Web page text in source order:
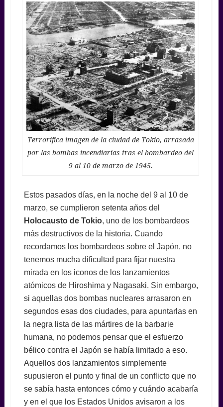
Terrorífica imagen de la ciudad de Tokio, arrasada
por las bombas incendiarias tras el bombardeo del
9 al 10 de marzo de 1945.
Estos pasados días, en la noche del 9 al 10 de
marzo, se cumplieron setenta años del
Holocausto de Tokio, uno de los bombardeos
más destructivos de la historia. Cuando
recordamos los bombardeos sobre el Japón, no
tenemos mucha dificultad para fijar nuestra
mirada en los iconos de los lanzamientos
atómicos de Hiroshima y Nagasaki. Sin embargo,
si aquellas dos bombas nucleares arrasaron en
segundos esas dos ciudades, para apuntarlas en
la negra lista de las mártires de la barbarie
humana, no podemos pensar que el esfuerzo
bélico contra el Japón se había limitado a eso.
Aquellos dos lanzamientos simplemente
supusieron el punto y final de un conflicto que no
se sabía hasta entonces cómo y cuándo acabaría
y en el que los Estados Unidos avisaron a los